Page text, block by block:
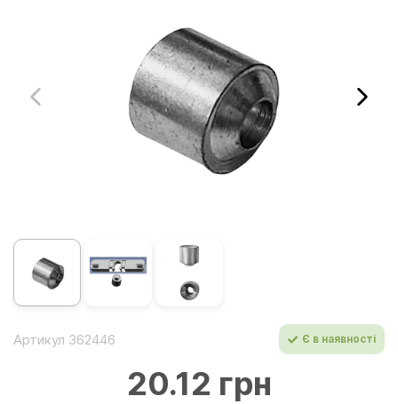
Артикул 362446 Є в наявності
20.12 грн